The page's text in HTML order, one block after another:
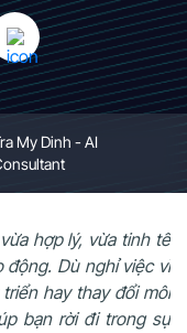
My Dinh - AI
hợp lý, vừa tinh tế
động. Dù nghỉ việc vì
hay thay đổi môi
bạn rời đi trong sự